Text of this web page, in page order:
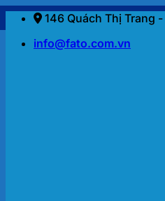
qua
146 Quách Thị Trang
info@fato.com.vn